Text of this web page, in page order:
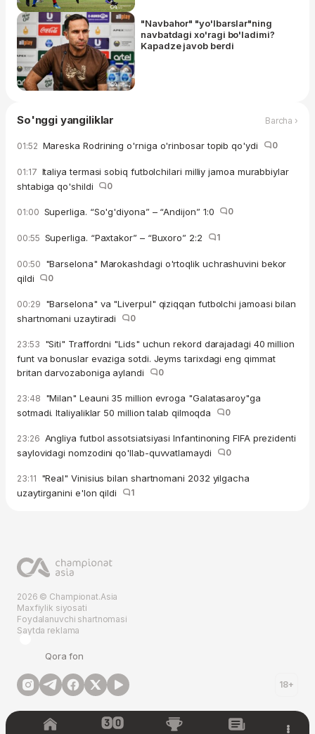
"Navbahor" "yo'lbarslar"ning
navbatdagi xo'ragi bo'ladimi?
Kapadze javob berdi
So'nggi yangiliklar Barcha ›
01:52 Mareska Rodrining o'rniga o'rinbosar topib qo'ydi 0
01:17 Italiya termasi sobiq futbolchilari milliy jamoa murabbiylar
shtabiga qo'shildi
0
01:00 Superliga. “So'g'diyona” – “Andijon” 1:0 0
00:55 Superliga. “Paxtakor” – “Buxoro” 2:2 1
00:50 "Barselona" Marokashdagi o'rtoqlik uchrashuvini bekor
qildi
0
00:29 "Barselona" va "Liverpul" qiziqqan futbolchi jamoasi bilan
shartnomani uzaytiradi
0
23:53 "Siti" Traffordni "Lids" uchun rekord darajadagi 40 million
funt va bonuslar evaziga sotdi. Jeyms tarixdagi eng qimmat
britan darvozaboniga aylandi
0
23:48 "Milan" Leauni 35 million evroga "Galatasaroy"ga
sotmadi. Italiyaliklar 50 million talab qilmoqda
0
23:26 Angliya futbol assotsiatsiyasi Infantinoning FIFA prezidenti
saylovidagi nomzodini qo'llab-quvvatlamaydi
0
23:11 "Real" Vinisius bilan shartnomani 2032 yilgacha
uzaytirganini e'lon qildi
1
2026 © Championat.Asia
Maxfiylik siyosati
Foydalanuvchi shartnomasi
Saytda reklama
Qora fon
18+